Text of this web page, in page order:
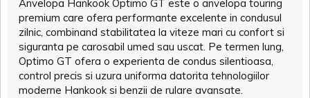
Anvelopa Hankook Optimo GT este o anvelopa touring
premium care ofera performante excelente in condusul
zilnic, combinand stabilitatea la viteze mari cu confort si
siguranta pe carosabil umed sau uscat. Pe termen lung,
Optimo GT ofera o experienta de condus silentioasa,
control precis si uzura uniforma datorita tehnologiilor
moderne Hankook si benzii de rulare avansate.